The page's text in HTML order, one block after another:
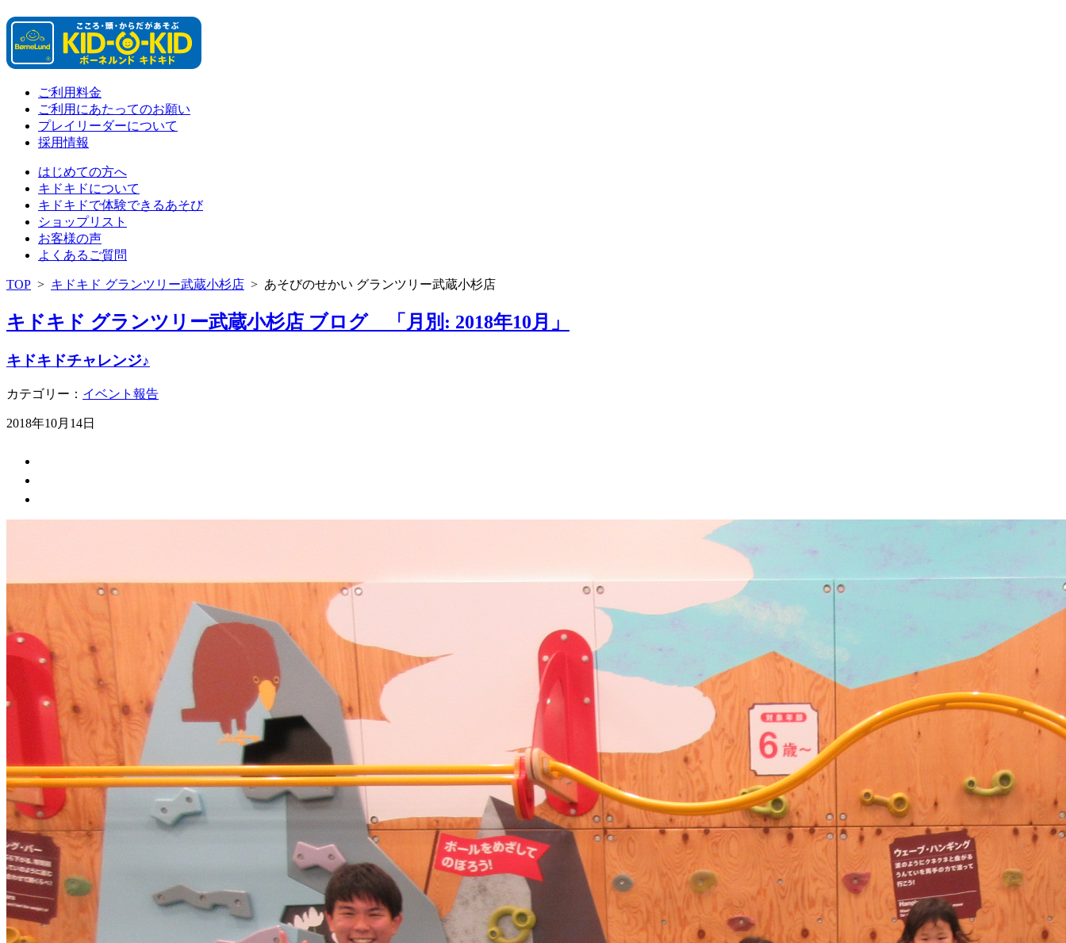
ご利用料金
ご利用にあたってのお願い
プレイリーダーについて
採用情報
はじめての方へ
キドキドについて
キドキドで体験できるあそび
ショップリスト
お客様の声
よくあるご質問
TOP > キドキド グランツリー武蔵小杉店 > あそびのせかい グランツリー武蔵小杉店
キドキド グランツリー武蔵小杉店 ブログ 「月別: 2018年10月」
キドキドチャレンジ♪
カテゴリー： イベント報告
2018年10月14日